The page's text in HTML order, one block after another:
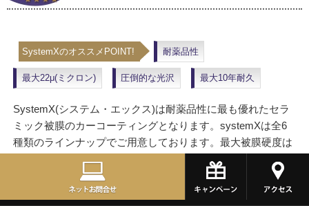
SystemXのオススメPOINT! 耐薬品性
最大22μ(ミクロン) 圧倒的な光沢 最大10年耐久
SystemX(システム・エックス)は耐薬品性に最も優れたセラ
ミック被膜のカーコーティングとなります。systemXは全6
種類のラインナップでご用意しております。最大被膜硬度は
9Ｈとなり塗装面を強固に保護するコーティング被膜となり
ます。疎水タイプのコーティング膜で、イオンデポジットな
どの水シミが付着も軽減。